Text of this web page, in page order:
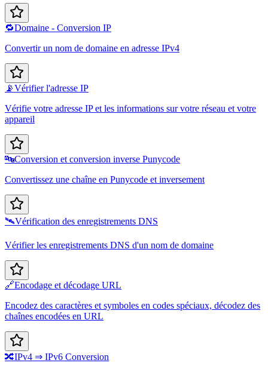
🔁Domaine - Conversion IP
Convertir un nom de domaine en adresse IPv4
📡Vérifier l'adresse IP
Vérifie votre adresse IP et les informations sur votre réseau et votre
appareil
🔤Conversion et conversion inverse Punycode
Convertissez une chaîne en Punycode et inversement
🛰️Vérification des enregistrements DNS
Vérifier les enregistrements DNS d'un nom de domaine
🔗Encodage et décodage URL
Encodez des caractères et symboles en codes spéciaux, décodez des
chaînes encodées en URL
🔀IPv4 ⇒ IPv6 Conversion